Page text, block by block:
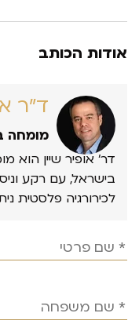
אודות הכותב
ד״ר
מומחה
דר’ אופיר שיין הוא
בישראל, עם רקע
לכירורגיה פלסטית